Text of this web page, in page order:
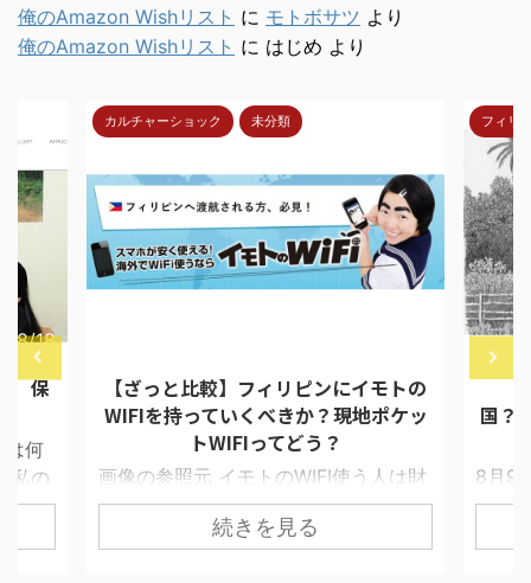
俺のAmazon Wishリスト に モトボサツ より
俺のAmazon Wishリスト に はじめ より
8/18
保
は何
私の
ド選
カルチャーショック 未分類
【ざっと比較】フィリピンにイモトの
WIFIを持っていくべきか？現地ポケッ
トWIFIってどう？
画像の参照元 イモトのWIFI使う人は財
布に余裕がある セブで留学生と接触す
ると必ず聞くことにしている質問があ
続きを見る
フィリ
【
国？
8月9
ムが